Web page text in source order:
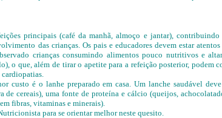
principais (café da manhã, almoço e jantar),
das crianças. Os pais e educadores devem estar
crianças consumindo alimentos pouco nutritivos e
o que, além de tirar o apetite para a refeição posterior, podem
cardiopatias.
custo é o lanhe preparado em casa. Um lanche saudável
de cereais), uma fonte de proteína e cálcio (queijos,
fibras, vitaminas e minerais).
para se orientar melhor neste quesito.